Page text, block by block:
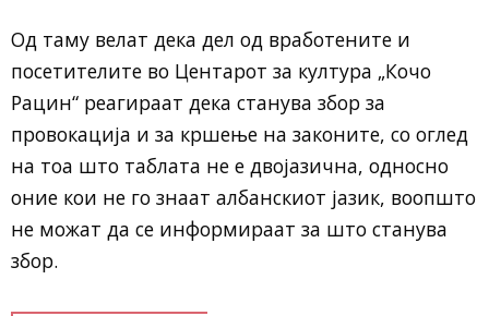
Од таму велат дека дел од вработените и
посетителите во Центарот за култура „Кочо
Рацин“ реагираат дека станува збор за
провокација и за кршење на законите, со оглед
на тоа што таблата не е двојазична, односно
оние кои не го знаат албанскиот јазик, воопшто
не можат да се информираат за што станува
збор.